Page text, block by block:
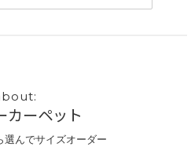
カーペット
選んでサイズオーダー